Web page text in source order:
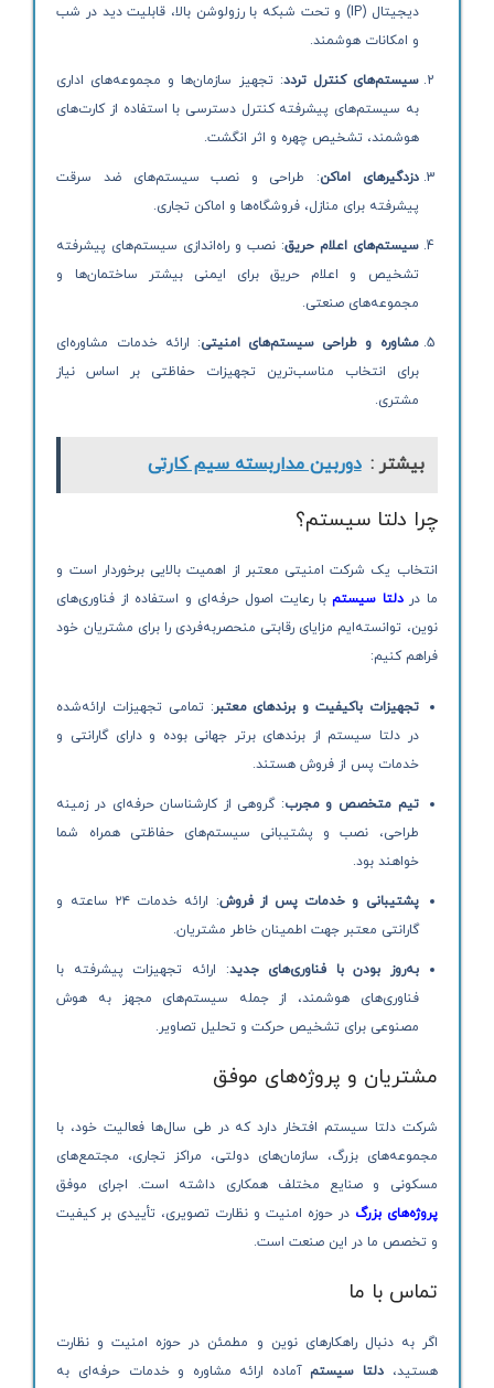
دیجیتال (IP) و تحت شبکه با رزولوشن بالا، قابلیت دید در شب
و امکانات هوشمند.
سیستم‌های کنترل تردد: تجهیز سازمان‌ها و مجموعه‌های اداری
به سیستم‌های پیشرفته کنترل دسترسی با استفاده از کارت‌های
هوشمند، تشخیص چهره و اثر انگشت.
دزدگیرهای اماکن: طراحی و نصب سیستم‌های ضد سرقت
پیشرفته برای منازل، فروشگاه‌ها و اماکن تجاری.
سیستم‌های اعلام حریق: نصب و راه‌اندازی سیستم‌های پیشرفته
تشخیص و اعلام حریق برای ایمنی بیشتر ساختمان‌ها و
مجموعه‌های صنعتی.
مشاوره و طراحی سیستم‌های امنیتی: ارائه خدمات مشاوره‌ای
برای انتخاب مناسب‌ترین تجهیزات حفاظتی بر اساس نیاز
مشتری.
بیشتر : دوربین مداربسته سیم کارتی
چرا دلتا سیستم؟
انتخاب یک شرکت امنیتی معتبر از اهمیت بالایی برخوردار است و
ما دردلتا سیستمبا رعایت اصول حرفه‌ای و استفاده از فناوری‌های
نوین، توانسته‌ایم مزایای رقابتی منحصربه‌فردی را برای مشتریان خود
فراهم کنیم:
تجهیزات باکیفیت و برندهای معتبر: تمامی تجهیزات ارائه‌شده
در دلتا سیستم از برندهای برتر جهانی بوده و دارای گارانتی و
خدمات پس از فروش هستند.
تیم متخصص و مجرب: گروهی از کارشناسان حرفه‌ای در زمینه
طراحی، نصب و پشتیبانی سیستم‌های حفاظتی همراه شما
خواهند بود.
پشتیبانی و خدمات پس از فروش
: ارائه خدمات ۲۴ ساعته و
گارانتی معتبر جهت اطمینان خاطر مشتریان.
به‌روز بودن با فناوری‌های جدید: ارائه تجهیزات پیشرفته با
فناوری‌های هوشمند، از جمله سیستم‌های مجهز به هوش
مصنوعی برای تشخیص حرکت و تحلیل تصاویر.
مشتریان و پروژه‌های موفق
شرکت دلتا سیستم افتخار دارد که در طی سال‌ها فعالیت خود، با
مجموعه‌های بزرگ، سازمان‌های دولتی، مراکز تجاری، مجتمع‌های
مسکونی و صنایع مختلف همکاری داشته است. اجرای موفق
پروژه‌های بزرگ در حوزه امنیت و نظارت تصویری، تأییدی بر کیفیت
و تخصص ما در این صنعت است.
تماس با ما
اگر به دنبال راهکارهای نوین و مطمئن در حوزه امنیت و نظارت
هستید، دلتا سیستم آماده ارائه مشاوره و خدمات حرفه‌ای به